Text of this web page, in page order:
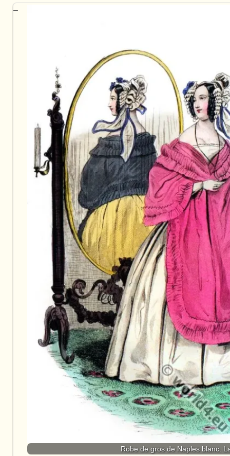
Robe de gros de Naples blanc.